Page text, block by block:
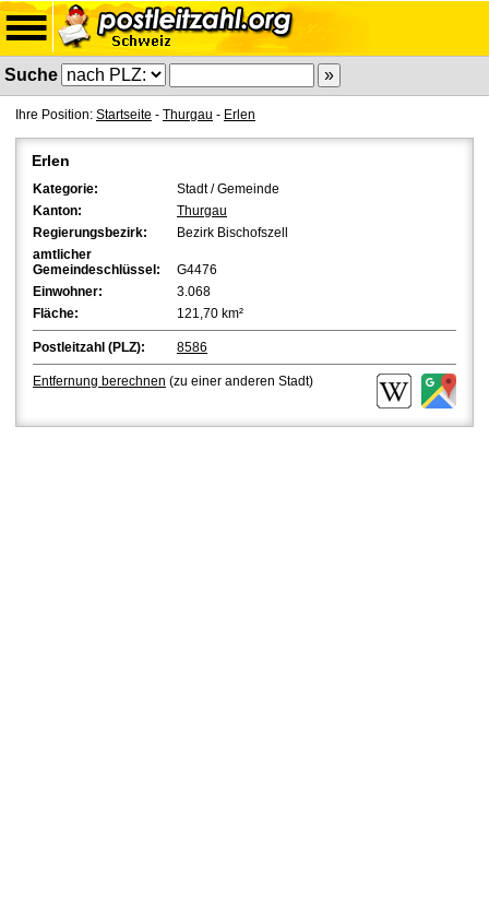
Suche
Ihre Position: Startseite - Thurgau - Erlen
Erlen
Kategorie:
Stadt / Gemeinde
Kanton:
Thurgau
Regierungsbezirk:
Bezirk Bischofszell
amtlicher
Gemeindeschlüssel:
G4476
Einwohner:
3.068
Fläche:
121,70 km²
Postleitzahl (PLZ): 8586
Entfernung berechnen (zu einer anderen Stadt)